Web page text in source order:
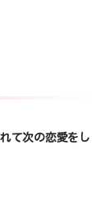
て次の恋愛をし